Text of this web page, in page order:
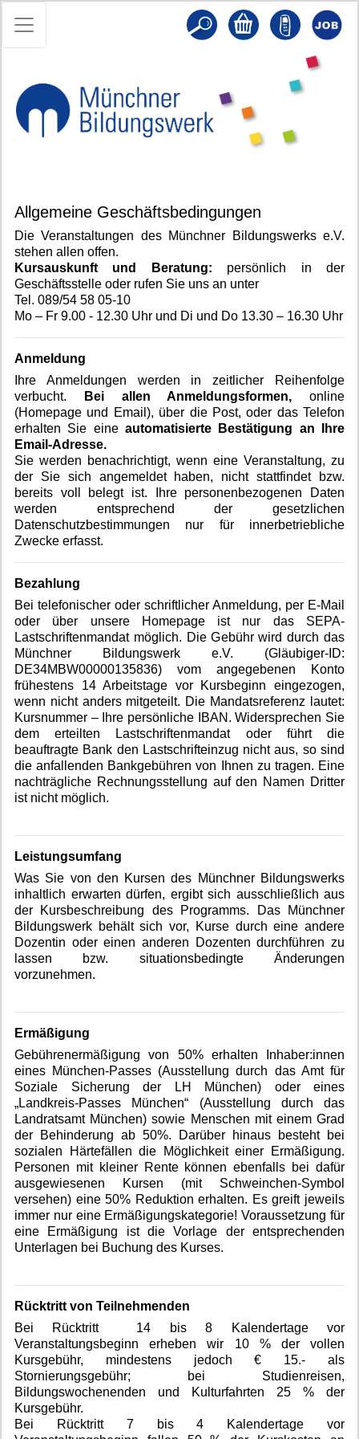
Allgemeine Geschäftsbedingungen
Die Veranstaltungen des Münchner Bildungswerks e.V.
stehen allen offen.
Kursauskunft und Beratung: persönlich in der
Geschäftsstelle oder rufen Sie uns an unter
Tel. 089/54 58 05-10
Mo – Fr 9.00 - 12.30 Uhr und Di und Do 13.30 – 16.30 Uhr
Anmeldung
Ihre Anmeldungen werden in zeitlicher Reihenfolge
verbucht.
Bei allen Anmeldungsformen, online
(Homepage und Email), über die Post, oder das Telefon
erhalten Sie eineautomatisierte Bestätigung an Ihre
Email-Adresse.
Sie werden benachrichtigt, wenn eine Veranstaltung, zu
der Sie sich angemeldet haben, nicht stattfindet bzw.
bereits voll belegt ist. Ihre personenbezogenen Daten
werden entsprechend der gesetzlichen
Datenschutzbestimmungen nur für innerbetriebliche
Zwecke erfasst.
Bezahlung
Bei telefonischer oder schriftlicher Anmeldung, per E-Mail
oder über unsere Homepage ist nur das SEPA-
Lastschriftenmandat möglich. Die Gebühr wird durch das
Münchner Bildungswerk e.V. (Gläubiger-ID:
DE34MBW00000135836) vom angegebenen Konto
frühestens 14 Arbeitstage vor Kursbeginn eingezogen,
wenn nicht anders mitgeteilt. Die Mandatsreferenz lautet:
Kursnummer – Ihre persönliche IBAN. Widersprechen Sie
dem erteilten Lastschriftenmandat oder führt die
beauftragte Bank den Lastschrifteinzug nicht aus, so sind
die anfallenden Bankgebühren von Ihnen zu tragen. Eine
nachträgliche Rechnungsstellung auf den Namen Dritter
ist nicht möglich.
Leistungsumfang
Was Sie von den Kursen des Münchner Bildungswerks
inhaltlich erwarten dürfen, ergibt sich ausschließlich aus
der Kursbeschreibung des Programms. Das Münchner
Bildungswerk behält sich vor, Kurse durch eine andere
Dozentin oder einen anderen Dozenten durchführen zu
lassen bzw. situationsbedingte Änderungen
vorzunehmen.
Ermäßigung
Gebührenermäßigung von 50% erhalten Inhaber:innen
eines München-Passes (Ausstellung durch das Amt für
Soziale Sicherung der LH München) oder eines
„Landkreis-Passes München“ (Ausstellung durch das
Landratsamt München) sowie Menschen mit einem Grad
der Behinderung ab 50%. Darüber hinaus besteht bei
sozialen Härtefällen die Möglichkeit einer Ermäßigung.
Personen mit kleiner Rente können ebenfalls bei dafür
ausgewiesenen Kursen (mit Schweinchen-Symbol
versehen) eine 50% Reduktion erhalten. Es greift jeweils
immer nur eine Ermäßigungskategorie! Voraussetzung für
eine Ermäßigung ist die Vorlage der entsprechenden
Unterlagen bei Buchung des Kurses.
Rücktritt von Teilnehmenden
Bei Rücktritt 14 bis 8 Kalendertage vor
Veranstaltungsbeginn erheben wir 10 % der vollen
Kursgebühr, mindestens jedoch € 15.- als
Stornierungsgebühr; bei Studienreisen,
Bildungswochenenden und Kulturfahrten 25 % der
Kursgebühr.
Bei Rücktritt 7 bis 4 Kalendertage vor